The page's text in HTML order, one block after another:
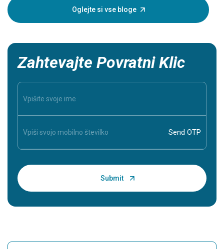
oseba,
Oglejte si vse bloge
Zahtevajte Povratni Klic